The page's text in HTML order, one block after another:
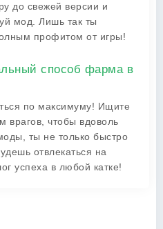
до свежей версии и
мод. Лишь так ты
профитом от игры!
способ фарма в
по максимуму! Ищите
врагов, чтобы вдоволь
ты не только быстро
отвлекаться на
успеха в любой катке!